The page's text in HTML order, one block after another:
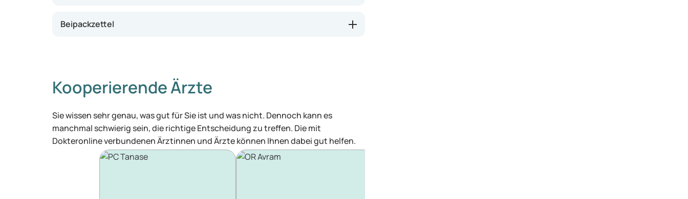
Beipackzettel
Kooperierende Ärzte
Sie wissen sehr genau, was gut für Sie ist und was nicht. Dennoch kann es
manchmal schwierig sein, die richtige Entscheidung zu treffen. Die mit
Dokteronline verbundenen Ärztinnen und Ärzte können Ihnen dabei gut helfen.